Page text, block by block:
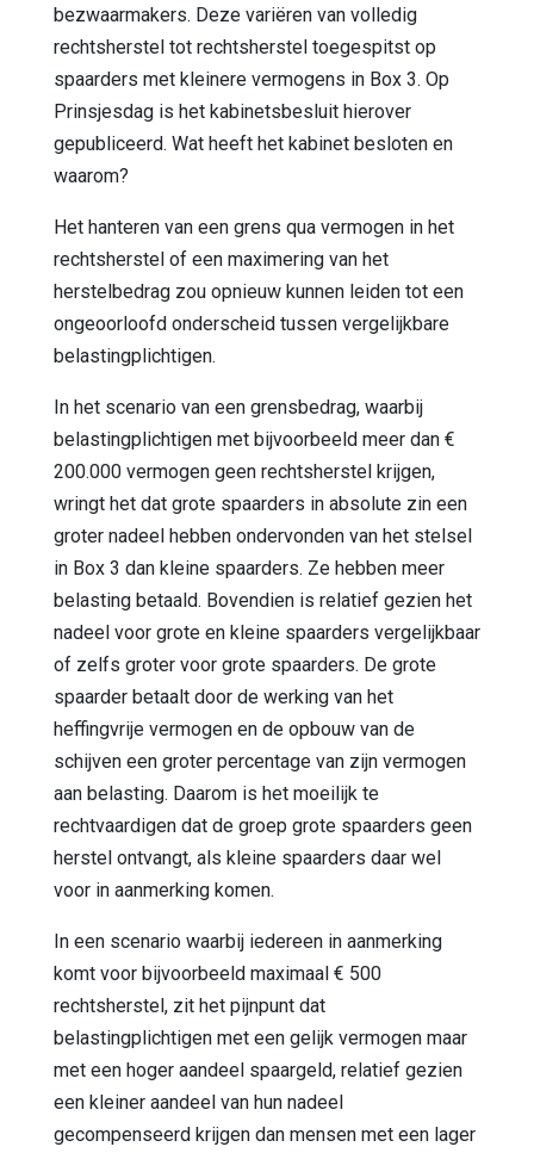
bezwaarmakers. Deze variëren van volledig
rechtsherstel tot rechtsherstel toegespitst op
spaarders met kleinere vermogens in Box 3. Op
Prinsjesdag is het kabinetsbesluit hierover
gepubliceerd. Wat heeft het kabinet besloten en
waarom?
Het hanteren van een grens qua vermogen in het
rechtsherstel of een maximering van het
herstelbedrag zou opnieuw kunnen leiden tot een
ongeoorloofd onderscheid tussen vergelijkbare
belastingplichtigen.
In het scenario van een grensbedrag, waarbij
belastingplichtigen met bijvoorbeeld meer dan €
200.000 vermogen geen rechtsherstel krijgen,
wringt het dat grote spaarders in absolute zin een
groter nadeel hebben ondervonden van het stelsel
in Box 3 dan kleine spaarders. Ze hebben meer
belasting betaald. Bovendien is relatief gezien het
nadeel voor grote en kleine spaarders vergelijkbaar
of zelfs groter voor grote spaarders. De grote
spaarder betaalt door de werking van het
heffingvrije vermogen en de opbouw van de
schijven een groter percentage van zijn vermogen
aan belasting. Daarom is het moeilijk te
rechtvaardigen dat de groep grote spaarders geen
herstel ontvangt, als kleine spaarders daar wel
voor in aanmerking komen.
In een scenario waarbij iedereen in aanmerking
komt voor bijvoorbeeld maximaal € 500
rechtsherstel, zit het pijnpunt dat
belastingplichtigen met een gelijk vermogen maar
met een hoger aandeel spaargeld, relatief gezien
een kleiner aandeel van hun nadeel
gecompenseerd krijgen dan mensen met een lager